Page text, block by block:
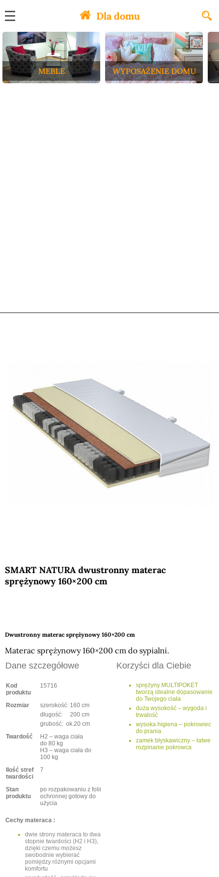
Dla domu
MEBLE WYPOSAŻENIE DOMU
SMART NATURA dwustronny materac
sprężynowy 160×200 cm
Dwustronny materac sprężynowy 160×200 cm
Materac sprężynowy 160×200 cm do sypialni.
Dane szczegółowe
Korzyści dla Ciebie
Kod
produktu
15716
Rozmiar
szerokość: 160 cm
długość: 200 cm
grubość: ok.20 cm
Twardość
H2 – waga ciała
do 80 kg
H3 – waga ciała do
100 kg
Ilość stref
twardości
7
Stan
produktu
po rozpakowaniu z folii
ochronnej gotowy do
użycia
Cechy materaca :
dwie strony materaca to dwa
stopnie twardości (H2 i H3),
dzięki czemu możesz
swobodnie wybierać
pomiędzy różnymi opcjami
komfortu
sprężyny MULTIPOKET
tworzą idealne dopasowanie
do Twojego ciała
duża wysokość – wygoda i
trwałość
wysoka higiena – pokrowiec
do prania
zamek błyskawiczny – łatwe
rozpinanie pokrowca